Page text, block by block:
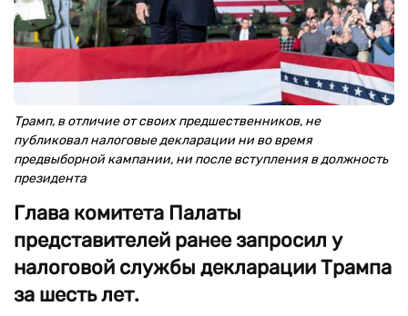
Трамп, в отличие от своих предшественников, не
публиковал налоговые декларации ни во время
предвыборной кампании, ни после вступления в должность
президента
Глава комитета Палаты
представителей ранее запросил у
налоговой службы декларации Трампа
за шесть лет.